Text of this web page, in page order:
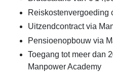
Reiskostenvergoeding
Uitzendcontract via
Pensioenopbouw via
Toegang tot meer dan
Manpower Academy